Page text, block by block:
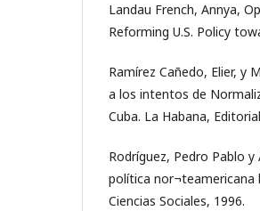
Landau French, Annya,
Reforming U.S. Policy
Ramírez Cañedo, Elier, y
a los intentos de
Cuba. La Habana,
Rodríguez, Pedro Pablo y
política nor¬teamericana
Ciencias Sociales, 1996.